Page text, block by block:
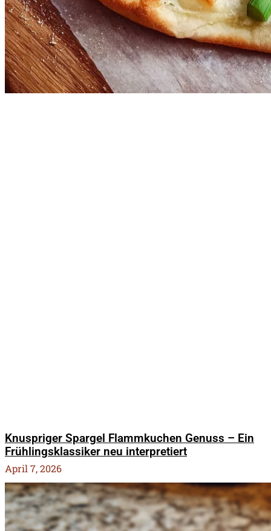
Knuspriger Spargel Flammkuchen Genuss – Ein
Frühlingsklassiker neu interpretiert
April 7, 2026